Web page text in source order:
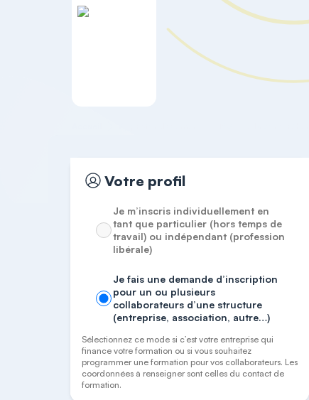
Votre profil
Je m’inscris individuellement en
tant que particulier (hors temps de
travail) ou indépendant (profession
libérale)
Je fais une demande d’inscription
pour un ou plusieurs
collaborateurs d’une structure
(entreprise, association, autre…)
Sélectionnez ce mode si c’est votre entreprise qui
finance votre formation ou si vous souhaitez
programmer une formation pour vos collaborateurs. Les
coordonnées à renseigner sont celles du contact de
formation.